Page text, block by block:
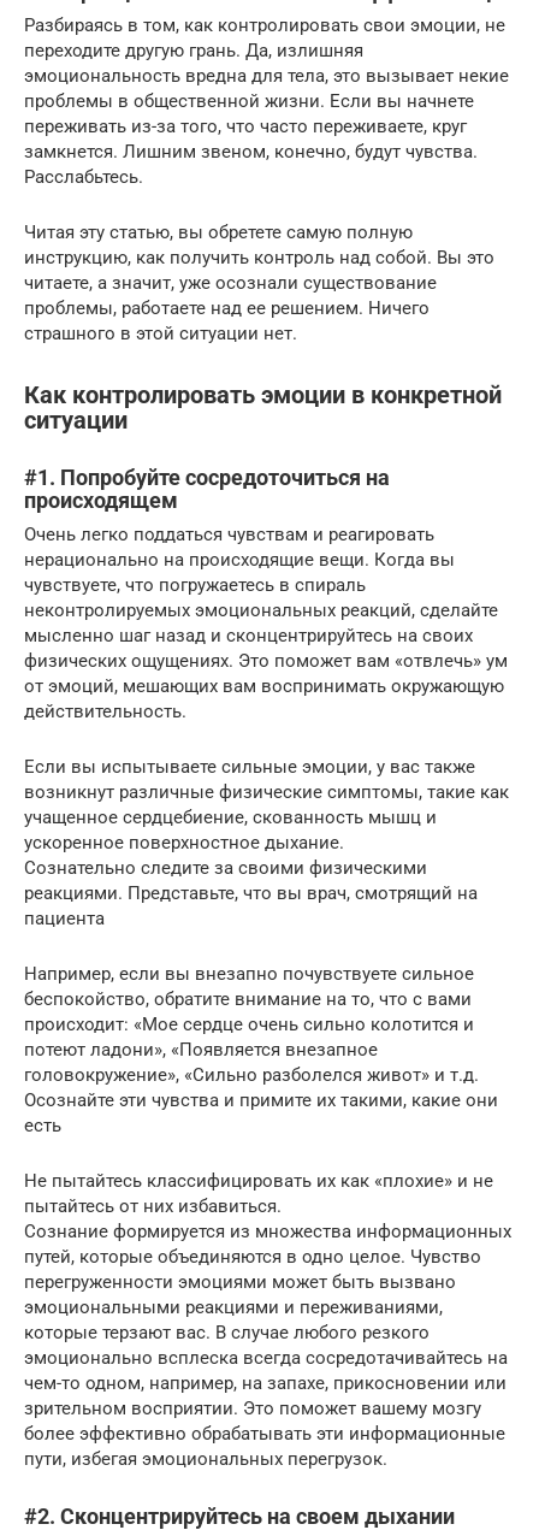
Разбираясь в том, как контролировать свои эмоции, не
переходите другую грань. Да, излишняя
эмоциональность вредна для тела, это вызывает некие
проблемы в общественной жизни. Если вы начнете
переживать из-за того, что часто переживаете, круг
замкнется. Лишним звеном, конечно, будут чувства.
Расслабьтесь.
Читая эту статью, вы обретете самую полную
инструкцию, как получить контроль над собой. Вы это
читаете, а значит, уже осознали существование
проблемы, работаете над ее решением. Ничего
страшного в этой ситуации нет.
Как контролировать эмоции в конкретной
ситуации
#1. Попробуйте сосредоточиться на
происходящем
Очень легко поддаться чувствам и реагировать
нерационально на происходящие вещи. Когда вы
чувствуете, что погружаетесь в спираль
неконтролируемых эмоциональных реакций, сделайте
мысленно шаг назад и сконцентрируйтесь на своих
физических ощущениях. Это поможет вам «отвлечь» ум
от эмоций, мешающих вам воспринимать окружающую
действительность.
Если вы испытываете сильные эмоции, у вас также
возникнут различные физические симптомы, такие как
учащенное сердцебиение, скованность мышц и
ускоренное поверхностное дыхание.
Сознательно следите за своими физическими
реакциями. Представьте, что вы врач, смотрящий на
пациента
Например, если вы внезапно почувствуете сильное
беспокойство, обратите внимание на то, что с вами
происходит: «Мое сердце очень сильно колотится и
потеют ладони», «Появляется внезапное
головокружение», «Сильно разболелся живот» и т.д.
Осознайте эти чувства и примите их такими, какие они
есть
Не пытайтесь классифицировать их как «плохие» и не
пытайтесь от них избавиться.
Сознание формируется из множества информационных
путей, которые объединяются в одно целое. Чувство
перегруженности эмоциями может быть вызвано
эмоциональными реакциями и переживаниями,
которые терзают вас. В случае любого резкого
эмоционально всплеска всегда сосредотачивайтесь на
чем-то одном, например, на запахе, прикосновении или
зрительном восприятии. Это поможет вашему мозгу
более эффективно обрабатывать эти информационные
пути, избегая эмоциональных перегрузок.
#2. Сконцентрируйтесь на своем дыхании